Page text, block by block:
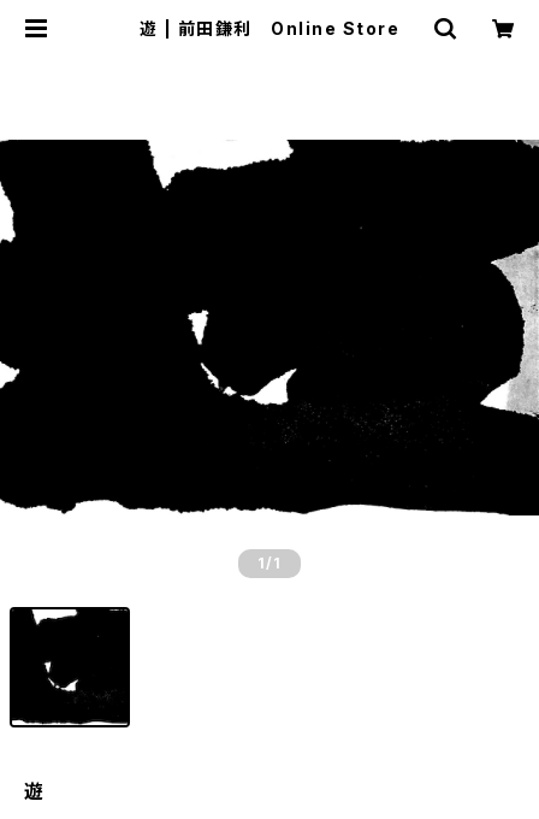
遊 | 前田鎌利 Online Store
1 /1
遊